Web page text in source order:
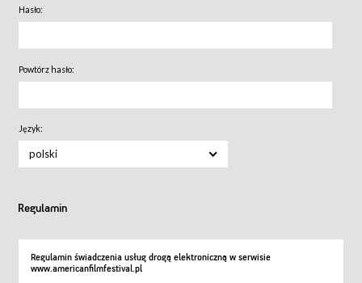
Hasło:
Powtórz hasło:
Język:
polski
Regulamin
Regulamin świadczenia usług drogą elektroniczną w serwisie
www.americanfilmfestival.pl